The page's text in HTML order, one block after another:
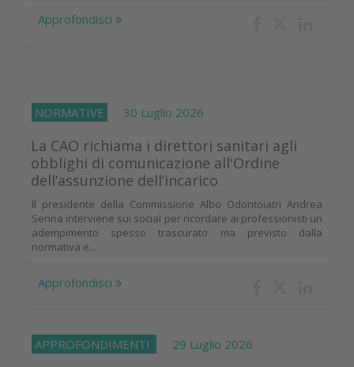
Approfondisci
NORMATIVE 30 Luglio 2026
La CAO richiama i direttori sanitari agli
obblighi di comunicazione all'Ordine
dell’assunzione dell’incarico
Il presidente della Commissione Albo Odontoiatri Andrea
Senna interviene sui social per ricordare ai professionisti un
adempimento spesso trascurato ma previsto dalla
normativa e...
Approfondisci
APPROFONDIMENTI 29 Luglio 2026